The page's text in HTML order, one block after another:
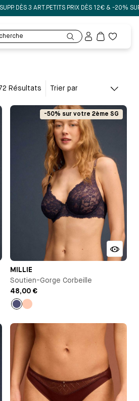
3 ART.PETITS PRIX DÈS 12€ & -20% SUPP. DÈS 3
Mon
compte
liste
Résultats Trier par
-50% sur votre 2ème SG
MILLIE
Soutien-Gorge Corbeille
48,00 €
Bleu